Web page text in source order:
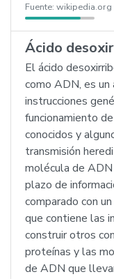
Fuente: wikipedia.org
Ácido
El ácido
como ADN, es un
instrucciones
funcionamiento
conocidos y
transmisión
molécula de
plazo de
comparado con
que contiene las
construir otros
proteínas y las
de ADN que